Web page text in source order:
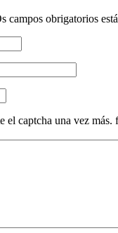
campos obrigatorios
el captcha una vez más.